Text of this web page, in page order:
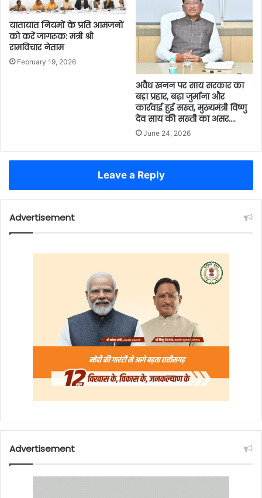
यातायात नियमों के प्रति आमजनों
को करें जागरूक: मंत्री श्री
रामविचार नेताम
February 19, 2026
अवैध खनन पर साय सरकार का
बड़ा प्रहार, बढ़ा जुर्माना और
कार्रवाई हुई सख्त, मुख्यमंत्री विष्णु
देव साय की सख्ती का असर….
June 24, 2026
Leave a Reply
Advertisement
Advertisement